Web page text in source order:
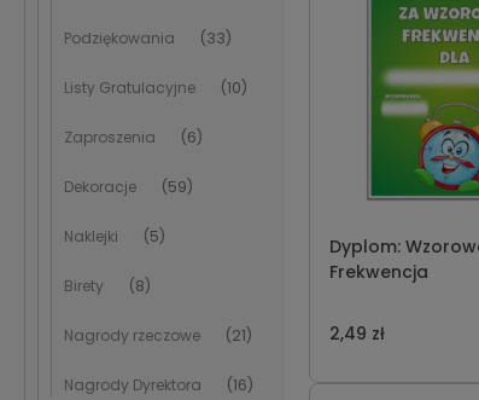
Podziękowania (33)
Listy Gratulacyjne (10)
Zaproszenia (6)
Dekoracje (59)
Naklejki (5)
Birety (8)
Nagrody rzeczowe (21)
Nagrody Dyrektora (16)
Dyplom:
Frekwencja
2,49 zł